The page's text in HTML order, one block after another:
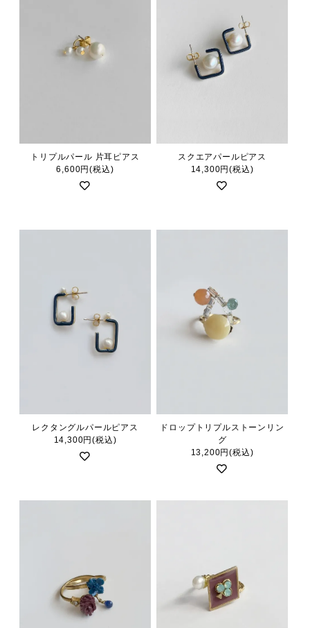
トリプルパール 片耳ピアス
6,600円(税込)
スクエアパールピアス
14,300円(税込)
レクタングルパールピアス
14,300円(税込)
ドロップトリプルストーンリン
グ
13,200円(税込)